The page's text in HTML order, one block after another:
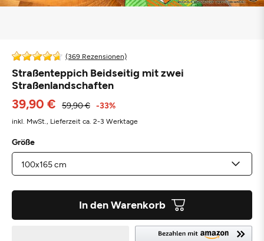
(369 Rezensionen)
Straßenteppich Beidseitig mit zwei
Straßenlandschaften
39,90 € 59,90 € -33%
inkl. MwSt., Lieferzeit ca. 2-3 Werktage
Größe
In den Warenkorb